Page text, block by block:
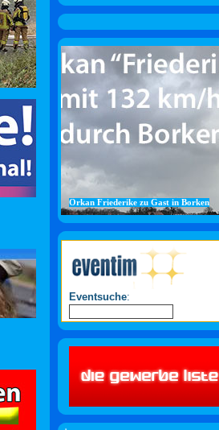
Orkan Friederike zu Gast in Borken
Eventsuche: